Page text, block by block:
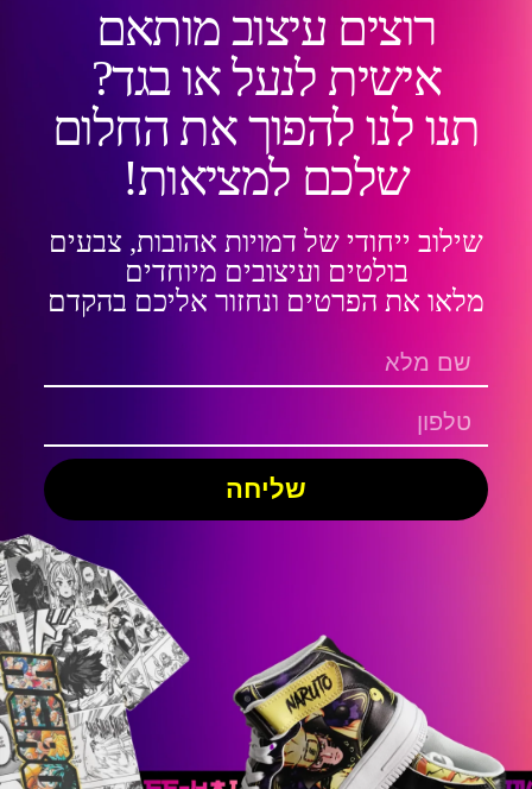
רוצים עיצוב מותאם
אישית לנעל או בגד?
תנו לנו להפוך את החלום
שלכם למציאות!
שילוב ייחודי של דמויות אהובות, צבעים
בולטים ועיצובים מיוחדים
מלאו את הפרטים ונחזור אליכם בהקדם
שליחה